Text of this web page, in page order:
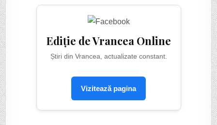
Ediție de Vrancea Online
Știri din Vrancea, actualizate constant.
Vizitează pagina